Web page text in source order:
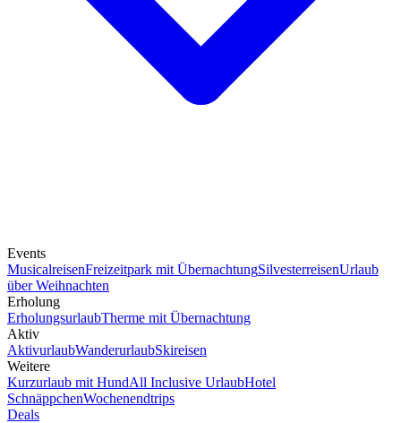
Events
MusicalreisenFreizeitpark mit ÜbernachtungSilvesterreisenUrlaub
über Weihnachten
Erholung
ErholungsurlaubTherme mit Übernachtung
Aktiv
AktivurlaubWanderurlaubSkireisen
Weitere
Kurzurlaub mit HundAll Inclusive UrlaubHotel
SchnäppchenWochenendtrips
Deals